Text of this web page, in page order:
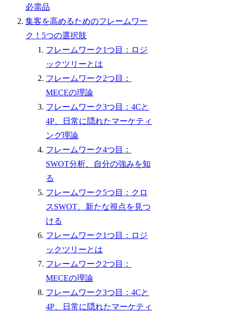
必需品
集客を高めるためのフレームワー
ク！5つの選択肢
フレームワーク1つ目：ロジ
ックツリーとは
フレームワーク2つ目：
MECEの理論
フレームワーク3つ目：4Cと
4P、日常に隠れたマーケティ
ング理論
フレームワーク4つ目：
SWOT分析、自分の強みを知
る
フレームワーク5つ目：クロ
スSWOT、新たな視点を見つ
ける
フレームワーク1つ目：ロジ
ックツリーとは
フレームワーク2つ目：
MECEの理論
フレームワーク3つ目：4Cと
4P、日常に隠れたマーケティ